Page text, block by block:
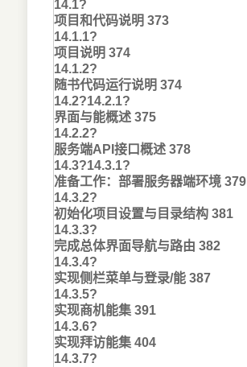
14.1?
项目和代码说明 373
14.1.1?
项目说明 374
14.1.2?
随书代码运行说明 374
14.2?14.2.1?
界面与能概述 375
14.2.2?
服务端API接口概述 378
14.3?14.3.1?
准备工作：部署服务器端环境 379
14.3.2?
初始化项目设置与目录结构 381
14.3.3?
完成总体界面导航与路由 382
14.3.4?
实现侧栏菜单与登录/能 387
14.3.5?
实现商机能集 391
14.3.6?
实现拜访能集 404
14.3.7?